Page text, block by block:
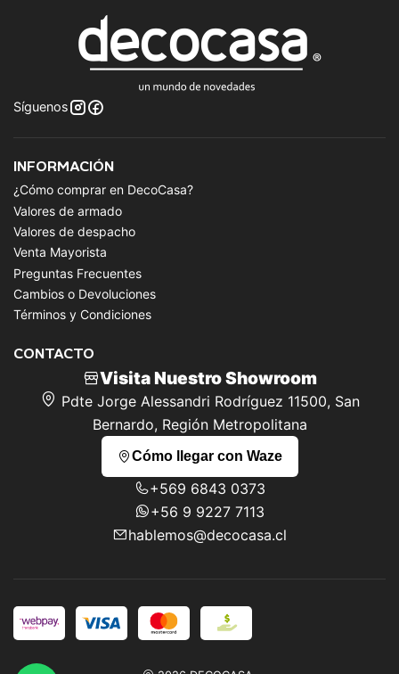
Síguenos
INFORMACIÓN
¿Cómo comprar en DecoCasa?
Valores de armado
Valores de despacho
Venta Mayorista
Preguntas Frecuentes
Cambios o Devoluciones
Términos y Condiciones
CONTACTO
Visita Nuestro Showroom
Pdte Jorge Alessandri Rodríguez 11500, San
Bernardo, Región Metropolitana
Cómo llegar con Waze
+569 6843 0373
+56 9 9227 7113
hablemos@decocasa.cl